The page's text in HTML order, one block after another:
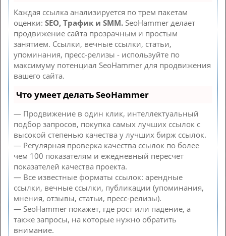
Каждая ссылка анализируется по трем пакетам
оценки: SEO, Трафик и SMM. SeoHammer делает
продвижение сайта прозрачным и простым
занятием. Ссылки, вечные ссылки, статьи,
упоминания, пресс-релизы - используйте по
максимуму потенциал SeoHammer для продвижения
вашего сайта.
Что умеет делать SeoHammer
— Продвижение в один клик, интеллектуальный
подбор запросов, покупка самых лучших ссылок с
высокой степенью качества у лучших бирж ссылок.
— Регулярная проверка качества ссылок по более
чем 100 показателям и ежедневный пересчет
показателей качества проекта.
— Все известные форматы ссылок: арендные
ссылки, вечные ссылки, публикации (упоминания,
мнения, отзывы, статьи, пресс-релизы).
— SeoHammer покажет, где рост или падение, а
также запросы, на которые нужно обратить
внимание.